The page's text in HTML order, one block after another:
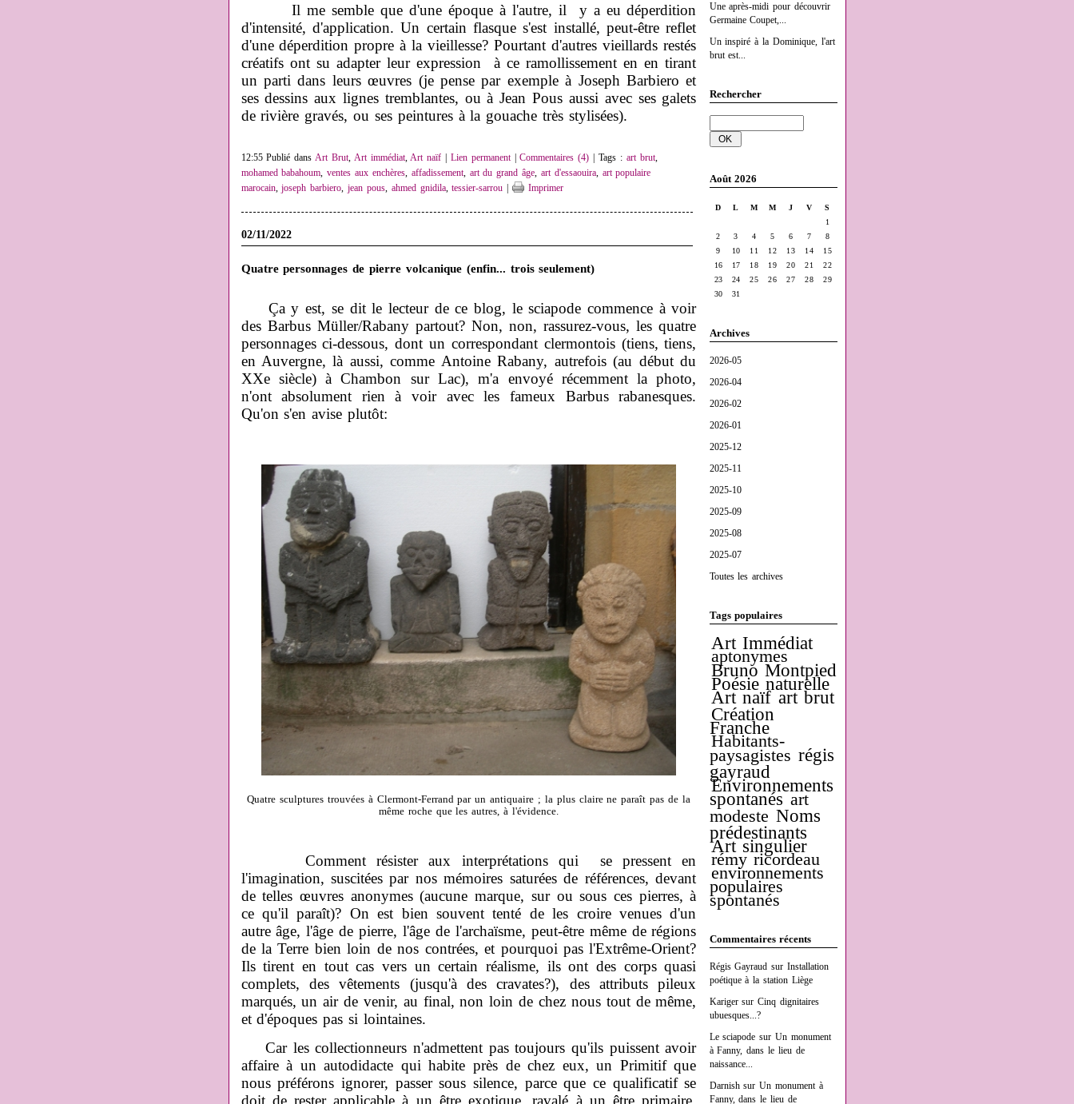
Une après-midi pour découvrir
Germaine Coupet,...
Un inspiré à la Dominique, l'art
brut est...
Rechercher
Août 2026
D L M M J V
S
1
2
3 4 5 6 7
8
9
10 11 12 13 14
15
16
17 18 19 20 21
22
23
24 25 26 27 28
29
30
31
Archives
2026-05
2026-04
2026-02
2026-01
2025-12
2025-11
2025-10
2025-09
2025-08
2025-07
Toutes les archives
Tags populaires
Art Immédiat
aptonymes
Bruno Montpied
Poésie naturelle
Art naïf art brut
Création
Franche
Habitants-
paysagistes régis
gayraud
Environnements
spontanés art
modeste Noms
prédestinants
Art singulier
rémy ricordeau
environnements
populaires
spontanés
Commentaires récents
Régis Gayraud surInstallation
poétique à la station Liège
KarigersurCinq dignitaires
ubuesques...?
Le sciapode surUn monument
à Fanny, dans le lieu de
naissance...
DarnishsurUn monument à
Fanny, dans le lieu de
Il me semble que d'une époque à l'autre, il y a eu déperdition
d'intensité, d'application. Un certain flasque s'est installé, peut-être reflet
d'une déperdition propre à la vieillesse? Pourtant d'autres vieillards restés
créatifs ont su adapter leur expression à ce ramollissement en en tirant
un parti dans leurs œuvres (je pense par exemple à Joseph Barbiero et
ses dessins aux lignes tremblantes, ou à Jean Pous aussi avec ses galets
de rivière gravés, ou ses peintures à la gouache très stylisées).
12:55 Publié dansArt Brut, Art immédiat,Art naïf Lien permanent|Commentaires (4) | Tags : art brut,
mohamed babahoum,ventes aux enchères, affadissement, art du grand âge, art d'essaouira, art populaire
marocain,joseph barbiero,jean pous, ahmed gnidila,tessier-sarrou | Imprimer
02/11/2022
Quatre personnages de pierre volcanique (enfin... trois seulement)
Ça y est, se dit le lecteur de ce blog, le sciapode commence à voir
des Barbus Müller/Rabany partout? Non, non, rassurez-vous, les quatre
personnages ci-dessous, dont un correspondant clermontois (tiens, tiens,
en Auvergne, là aussi, comme Antoine Rabany, autrefois (au début du
XXe siècle) à Chambon sur Lac), m'a envoyé récemment la photo,
n'ont absolument rien à voir avec les fameux Barbus rabanesques.
Qu'on s'en avise plutôt:
Quatre sculptures trouvées à Clermont-Ferrand par un antiquaire ; la plus claire ne paraît pas de la
même roche que les autres, à l'évidence.
Comment résister aux interprétations qui se pressent en
l'imagination, suscitées par nos mémoires saturées de références, devant
de telles œuvres anonymes (aucune marque, sur ou sous ces pierres, à
ce qu'il paraît)? On est bien souvent tenté de les croire venues d'un
autre âge, l'âge de pierre, l'âge de l'archaïsme, peut-être même de régions
de la Terre bien loin de nos contrées, et pourquoi pas l'Extrême-Orient?
Ils tirent en tout cas vers un certain réalisme, ils ont des corps quasi
complets, des vêtements (jusqu'à des cravates?), des attributs pileux
marqués, un air de venir, au final, non loin de chez nous tout de même,
et d'époques pas si lointaines.
Car les collectionneurs n'admettent pas toujours qu'ils puissent avoir
affaire à un autodidacte qui habite près de chez eux, un Primitif que
nous préférons ignorer, passer sous silence, parce que ce qualificatif se
doit de rester applicable à un être exotique, ravalé à un être primaire,